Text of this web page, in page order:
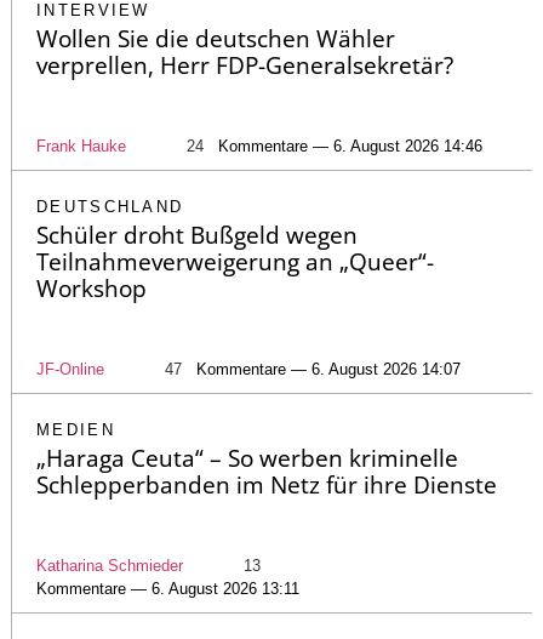
INTERVIEW
Wollen Sie die deutschen Wähler
verprellen, Herr FDP-Generalsekretär?
Frank Hauke 24 Kommentare — 6. August 2026 14:46
DEUTSCHLAND
Schüler droht Bußgeld wegen
Teilnahmeverweigerung an „Queer“-
Workshop
JF-Online 47 Kommentare — 6. August 2026 14:07
MEDIEN
„Haraga Ceuta“ – So werben kriminelle
Schlepperbanden im Netz für ihre Dienste
Katharina Schmieder
13
Kommentare — 6. August 2026 13:11